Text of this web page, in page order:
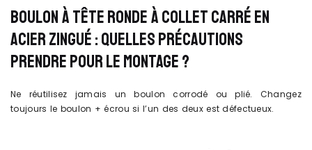
BOULON À TÊTE RONDE À COLLET CARRÉ EN
ACIER ZINGUÉ : QUELLES PRÉCAUTIONS
PRENDRE POUR LE MONTAGE ?
Ne réutilisez jamais un boulon corrodé ou plié. Changez
toujours le boulon + écrou si l’un des deux est défectueux.